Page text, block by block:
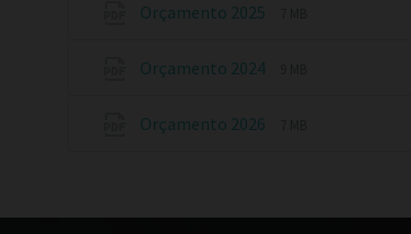
Orçamento 2025
Orçamento 2024
Orçamento 2026